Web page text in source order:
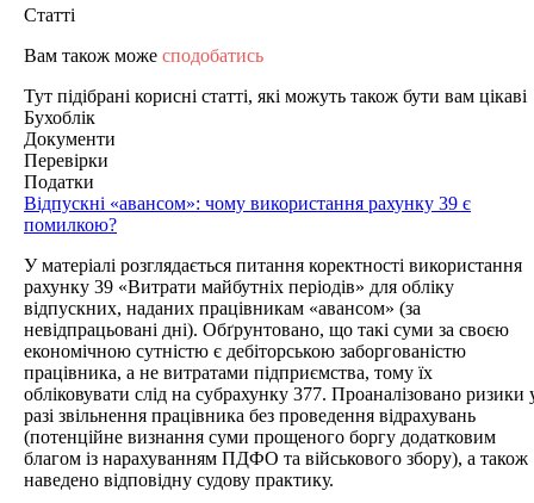
Статті
Вам також може сподобатись
Тут підібрані корисні статті, які можуть також бути вам цікаві
Бухоблік
Документи
Перевірки
Податки
Відпускні «авансом»: чому використання рахунку 39 є
помилкою?
У матеріалі розглядається питання коректності використання
рахунку 39 «Витрати майбутніх періодів» для обліку
відпускних, наданих працівникам «авансом» (за
невідпрацьовані дні). Обґрунтовано, що такі суми за своєю
економічною сутністю є дебіторською заборгованістю
працівника, а не витратами підприємства, тому їх
обліковувати слід на субрахунку 377. Проаналізовано ризики
разі звільнення працівника без проведення відрахувань
(потенційне визнання суми прощеного боргу додатковим
благом із нарахуванням ПДФО та військового збору), а також
наведено відповідну судову практику.